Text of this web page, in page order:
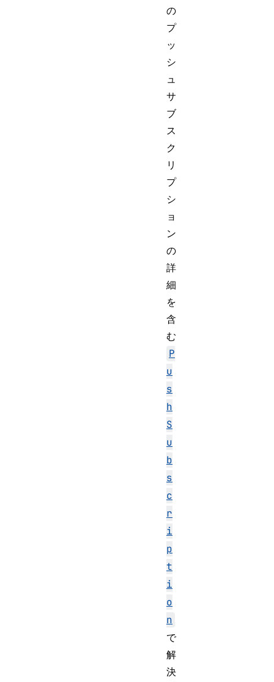
の
プ
ッ
シ
ュ
サ
ブ
ス
ク
リ
プ
シ
ョ
ン
の
詳
細
を
含
む
P
u
s
h
S
u
b
s
c
r
i
p
t
i
o
n
で
解
決